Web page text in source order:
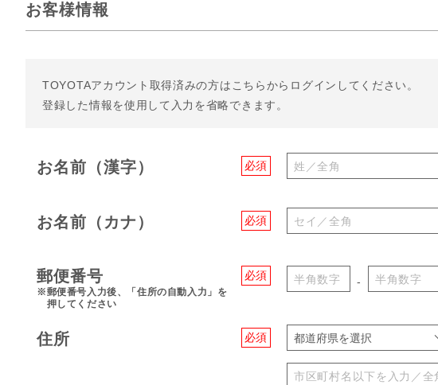
お客様情報
TOYOTAアカウント取得済みの方は こちらからログインしてください。
登録した情報を使用して入力を省略できます。
必須
お名前（漢字）
必須
お名前（カナ）
必須
郵便番号
※郵便番号入力後、「住所の自動入力」を
押してください
-
必須
住所 都道府県を選択